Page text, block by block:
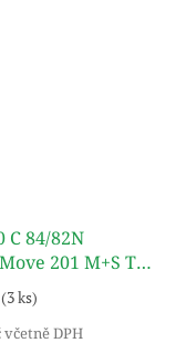
C 84/82N
201 M+S TL
(3 ks)
včetně DPH